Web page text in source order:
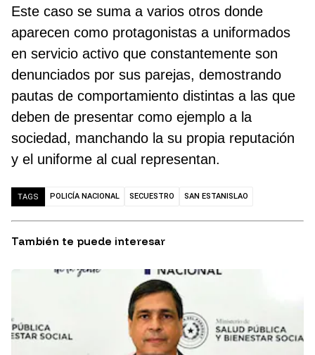
Este caso se suma a varios otros donde
aparecen como protagonistas a uniformados
en servicio activo que constantemente son
denunciados por sus parejas, demostrando
pautas de comportamiento distintas a las que
deben de presentar como ejemplo a la
sociedad, manchando la su propia reputación
y el uniforme al cual representan.
TAGS POLICÍA NACIONAL SECUESTRO SAN ESTANISLAO
También te puede interesar